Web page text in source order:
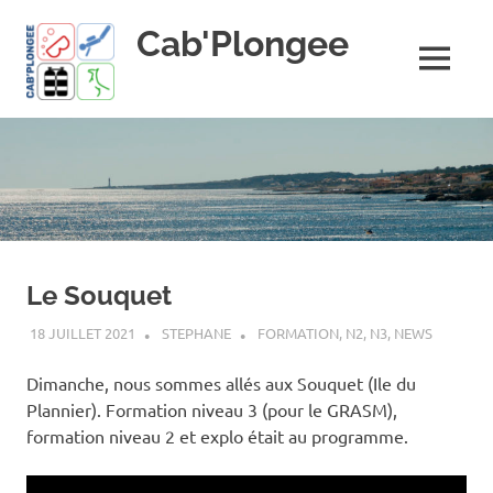
content
Cab'Plongee
!
MENU
Le Souquet
18 JUILLET 2021 STEPHANE FORMATION, N2, N3, NEWS
Dimanche, nous sommes allés aux Souquet (Ile du
Plannier). Formation niveau 3 (pour le GRASM),
formation niveau 2 et explo était au programme.